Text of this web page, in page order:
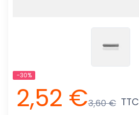
-30%
2,52 €3,60 € TTC